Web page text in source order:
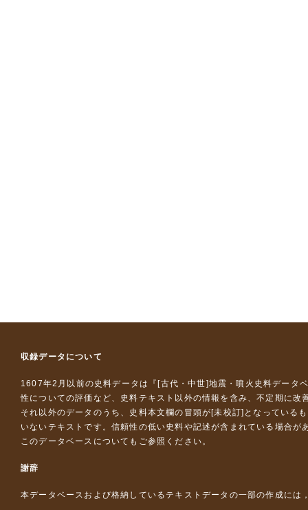
収録データについて
1607年2月以前の史料データは『 [古代・中世]地震・噴火史料データ
性についての評価など、史料テキスト以外の情報を含み、不定期に改
それ以外のデータのうち、史料本文欄の冒頭が[未校訂]となっている
いないテキストです。信頼性の低い史料や記述が含まれている場合が
このデータベースについて もご参照ください。
謝辞
本データベースおよび格納しているテキストデータの一部の作成には